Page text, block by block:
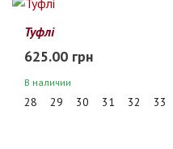
Туфлі
625.00 грн
В наличии
28 29 30 31 32 33